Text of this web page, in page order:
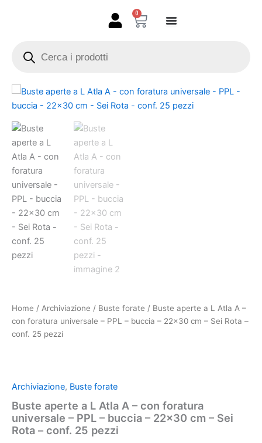
0
Carrello
search
Home / Archiviazione / Buste forate / Buste aperte a L Atla A –
con foratura universale – PPL – buccia – 22×30 cm – Sei Rota –
conf. 25 pezzi
Archiviazione, Buste forate
Buste aperte a L Atla A – con foratura
universale – PPL – buccia – 22×30 cm – Sei
Rota – conf. 25 pezzi
Buste
aperte
L
A
-
con
foratura
universale
PPL
-
buccia
-
Rota
-
conf.